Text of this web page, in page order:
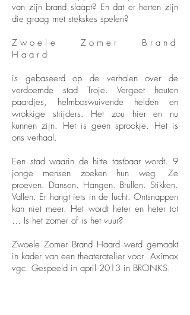
van zijn brand slaapt? En dat er herten zijn
die graag met stekskes spelen?
Zwoele Zomer Brand
Haard
is gebaseerd op de verhalen over de
verdoemde stad Troje. Vergeet houten
paardjes, helmboswuivende helden en
wrokkige strijders. Het zou hier en nu
kunnen zijn. Het is geen sprookje. Het is
ons verhaal.
Een stad waarin de hitte tastbaar wordt. 9
jonge mensen zoeken hun weg. Ze
proeven. Dansen. Hangen. Brullen. Stikken.
Vallen. Er hangt iets in de lucht. Ontsnappen
kan niet meer. Het wordt heter en heter tot
… Is het zomer of is het vuur?
Zwoele Zomer Brand Haard werd gemaakt
in kader van een theateratelier voor Aximax
vgc. Gespeeld in april 2013 in BRONKS.